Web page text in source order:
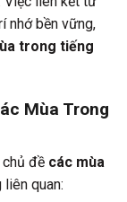
nhớ bền vững,
trong tiếng
Mùa Trong
đề các mùa
quan: